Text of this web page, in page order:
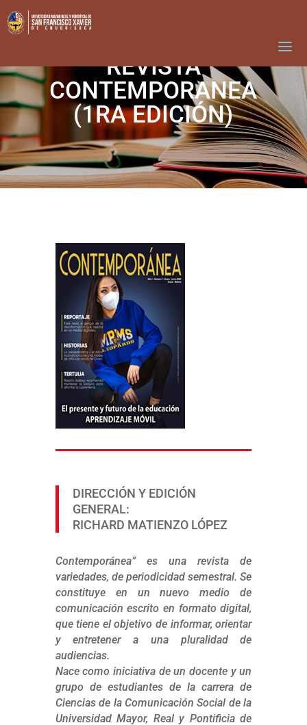
REVISTA
CONTEMPORANEA
(1RA EDICIÓN)
DIRECCIÓN Y EDICIÓN
GENERAL:
RICHARD MATIENZO LÓPEZ
Contemporánea” es una revista de
variedades, de periodicidad semestral. Se
constituye en un nuevo medio de
comunicación escrito en formato digital,
que tiene el objetivo de informar, orientar
y entretener a una pluralidad de
audiencias.
Nace como iniciativa de un docente y un
grupo de estudiantes de la carrera de
Ciencias de la Comunicación Social de la
Universidad Mayor, Real y Pontificia de